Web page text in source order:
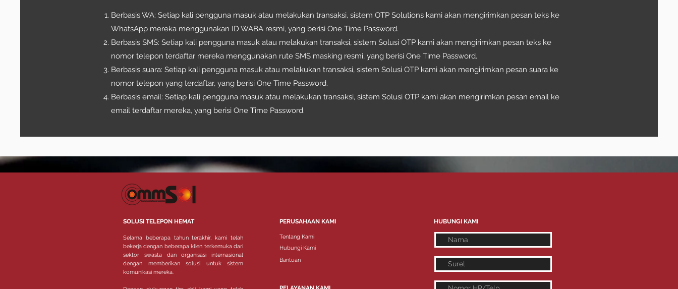
Berbasis WA: Setiap kali pengguna masuk atau melakukan transaksi, sistem OTP Solutions kami akan mengirimkan pesan teks ke
WhatsApp mereka menggunakan ID WABA resmi, yang berisi One Time Password.
Berbasis SMS: Setiap kali pengguna masuk atau melakukan transaksi, sistem Solusi OTP kami akan mengirimkan pesan teks ke
nomor telepon terdaftar mereka menggunakan rute SMS masking resmi, yang berisi One Time Password.
Berbasis suara: Setiap kali pengguna masuk atau melakukan transaksi, sistem Solusi OTP kami akan mengirimkan pesan suara ke
nomor telepon yang terdaftar, yang berisi One Time Password.
Berbasis email: Setiap kali pengguna masuk atau melakukan transaksi, sistem Solusi OTP kami akan mengirimkan pesan email ke
email terdaftar mereka, yang berisi One Time Password.
keterampilan relevan yang Anda peroleh, prestasi yang Anda raih,
atau pencapaian yang Anda capai selama pendidikan.
SOLUSI TELEPON HEMAT
Selama beberapa tahun terakhir, kami telah
bekerja dengan beberapa klien terkemuka dari
sektor swasta dan organisasi internasional
dengan memberikan solusi untuk sistem
komunikasi mereka.
PERUSAHAAN KAMI
Tentang Kami
Hubungi Kami
Bantuan
HUBUNGI KAMI